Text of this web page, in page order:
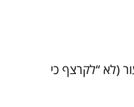
(לא “לקרצף כי